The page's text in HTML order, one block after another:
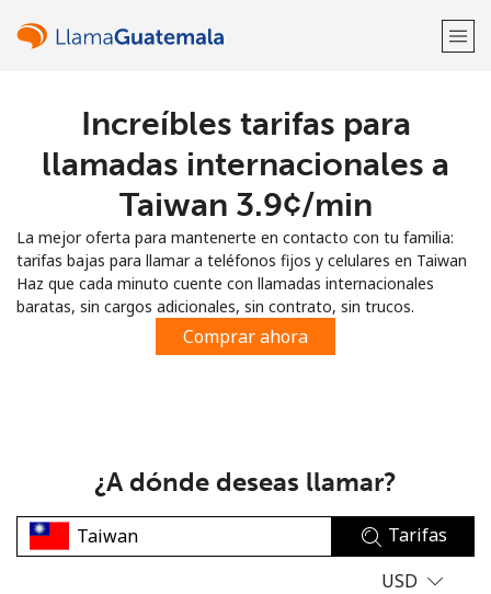
¡Bienvenido!
Regístrate con
Increíbles tarifas para
llamadas internacionales a
Taiwan ⁦3.9¢⁩/min
La mejor oferta para mantenerte en contacto con tu familia:
tarifas bajas para llamar a teléfonos fijos y celulares en Taiwan
Haz que cada minuto cuente con llamadas internacionales
baratas, sin cargos adicionales, sin contrato, sin trucos.
Comprar ahora
¿A dónde deseas llamar?
Tarifas
USD